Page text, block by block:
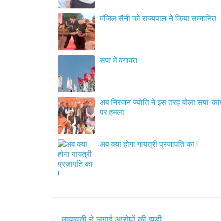
मंजिल सैनी को राज्यपाल ने किया सम्मानित
सपा में बगावत
अब निरंजन ज्योति ने इस तरह बोला सपा-
पर हमला
अब क्या होगा गायत्री प्रजापति का !